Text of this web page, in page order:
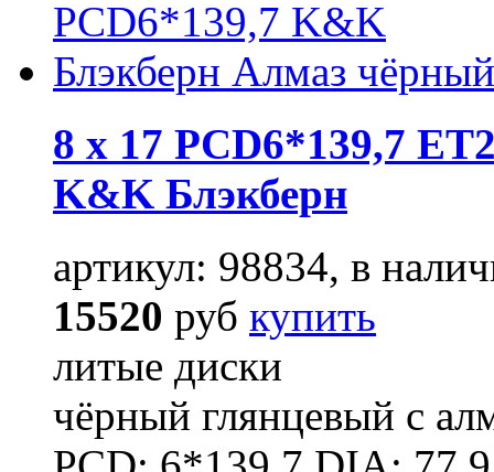
8 x 17 PCD6*139,7
K&K Блэкберн
артикул: 98834, в
15520 руб купить
литые диски
чёрный глянцевый с